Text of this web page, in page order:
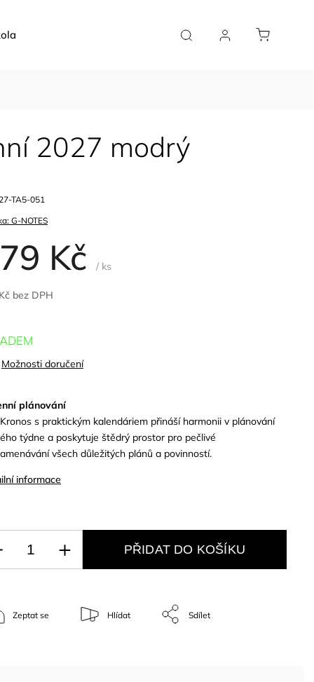
Plánovače Pro kavárny
2027 modrý
G-NOTES
Kč / ks
bez DPH
TA5-051
plánování
s praktickým kalendáriem přináší harmonii v plánování
týdne a poskytuje štědrý prostor pro pečlivé
všech důležitých plánů a povinností.
informace
Možnosti doručení
PŘIDAT DO KOŠÍKU
Zeptat se Hlídat Sdílet